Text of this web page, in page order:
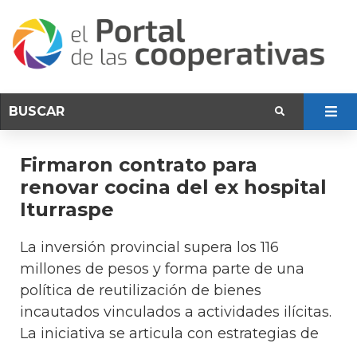
Firmaron contrato para
renovar cocina del ex hospital
Iturraspe
La inversión provincial supera los 116
millones de pesos y forma parte de una
política de reutilización de bienes
incautados vinculados a actividades ilícitas.
La iniciativa se articula con estrategias de